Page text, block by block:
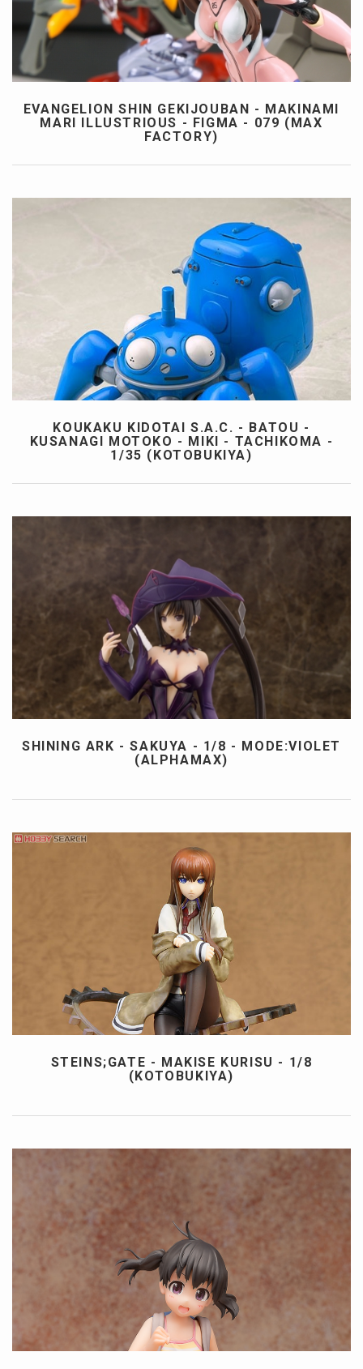
EVANGELION SHIN GEKIJOUBAN - MAKINAMI
MARI ILLUSTRIOUS - FIGMA - 079 (MAX
FACTORY)
KOUKAKU KIDOTAI S.A.C. - BATOU -
KUSANAGI MOTOKO - MIKI - TACHIKOMA -
1/35 (KOTOBUKIYA)
SHINING ARK - SAKUYA - 1/8 - MODE:VIOLET
(ALPHAMAX)
STEINS;GATE - MAKISE KURISU - 1/8
(KOTOBUKIYA)